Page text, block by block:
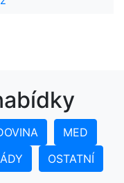
MED
OSTATNÍ